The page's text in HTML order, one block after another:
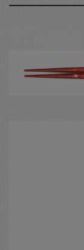
銀座夏野・箸長